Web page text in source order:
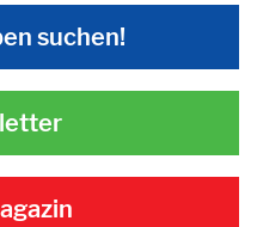
suchen!